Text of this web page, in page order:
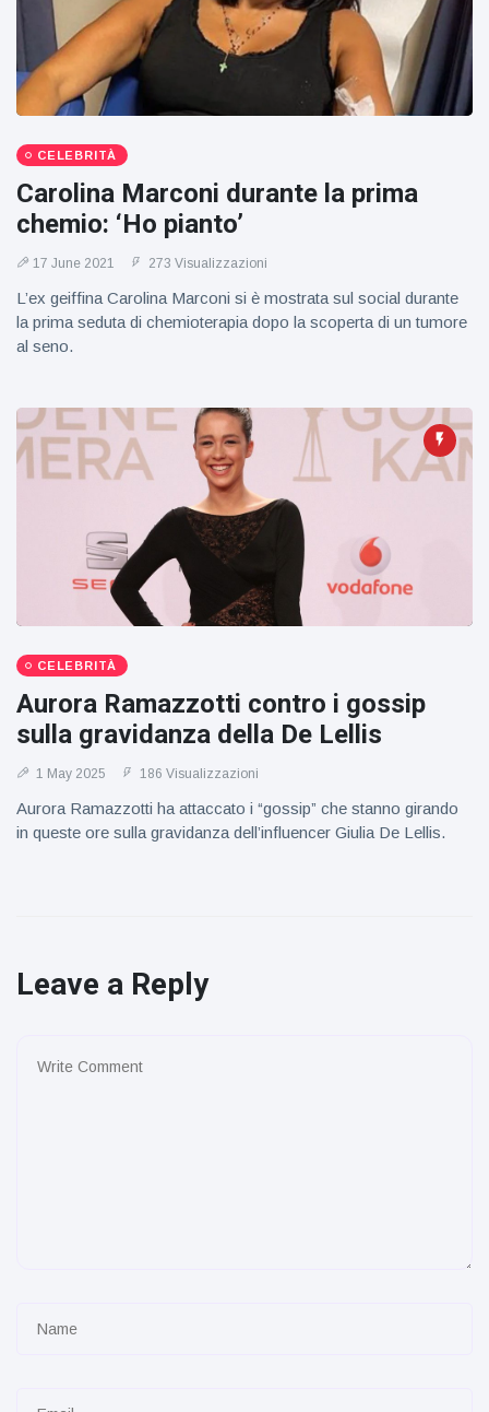
CELEBRITÀ
Carolina Marconi durante la prima
chemio: ‘Ho pianto’
17 June 2021 273 Visualizzazioni
L’ex geiffina Carolina Marconi si è mostrata sul social durante
la prima seduta di chemioterapia dopo la scoperta di un tumore
al seno.
CELEBRITÀ
Aurora Ramazzotti contro i gossip
sulla gravidanza della De Lellis
1 May 2025 186 Visualizzazioni
Aurora Ramazzotti ha attaccato i “gossip” che stanno girando
in queste ore sulla gravidanza dell’influencer Giulia De Lellis.
Leave a Reply